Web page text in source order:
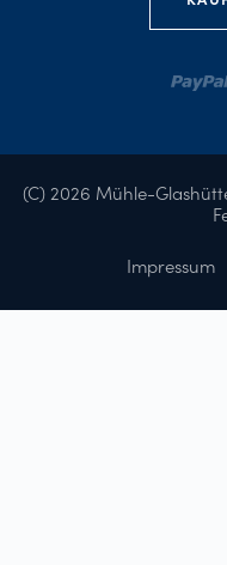
(C) 2026 Mühle-
Impressum